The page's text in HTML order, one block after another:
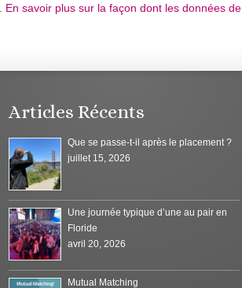
En savoir plus sur la façon dont les données de
Articles Récents
Que se passe-t-il après le placement ?
juillet 15, 2026
Une journée typique d’une au pair en
Floride
avril 20, 2026
Mutual Matching